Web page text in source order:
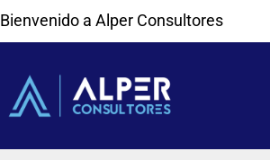
Bienvenido a Alper Consultores